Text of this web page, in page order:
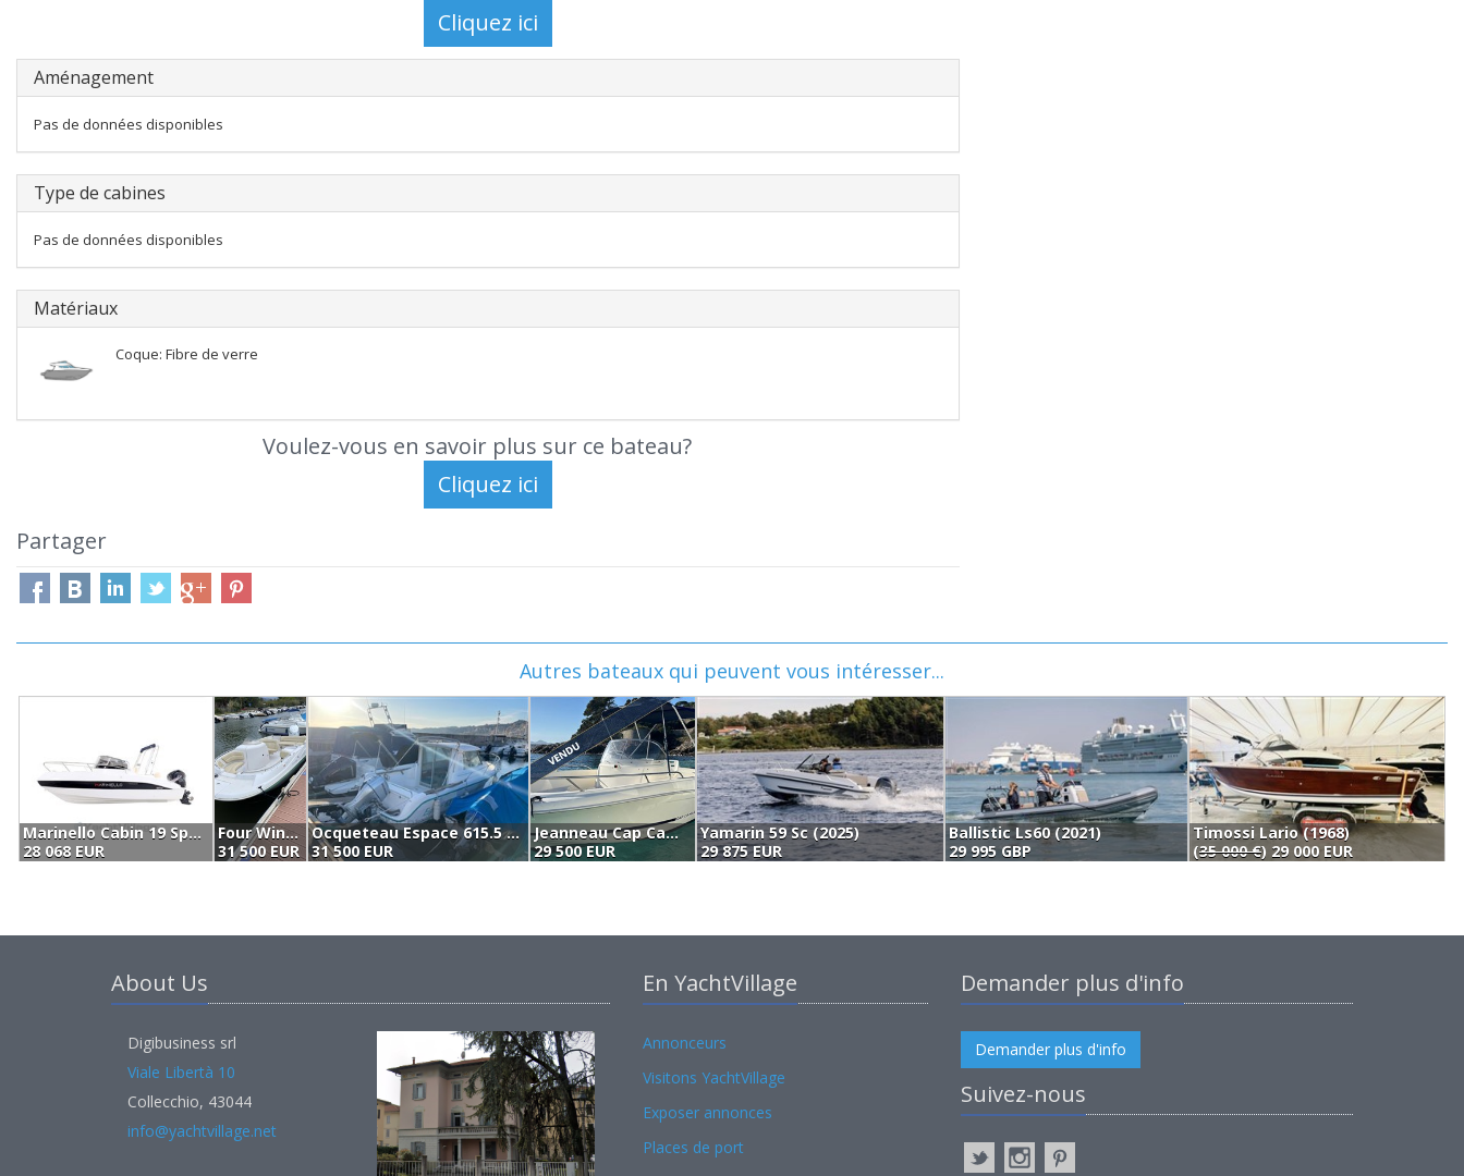
Aménagement
Pas de données disponibles
Type de cabines
Pas de données disponibles
Matériaux
Coque: Fibre de verre
Voulez-vous en savoir plus sur ce bateau?
Partager
Autres bateaux qui peuvent vous intéresser...
Marinello Cabin 19 Sport (2023)
28 068 EUR
Four Winns Candia Es Ob (1996)
31 500 EUR
Ocqueteau Espace 615.5 (1997)
31 500 EUR
Jeanneau Cap Camarat 6.35 (2007)
29 500 EUR
Yamarin 59 Sc (2025)
29 875 EUR
Ballistic Ls60 (2021)
29 995 GBP
Timossi Lario (1968)
(35 000 €) 29 000 EUR
About Us
Digibusiness srl
Viale Libertà 10
Collecchio, 43044
info@yachtvillage.net
En YachtVillage
Annonceurs
Visitons YachtVillage
Exposer annonces
Places de port
Demander plus d'info
Demander plus d'info
Suivez-nous